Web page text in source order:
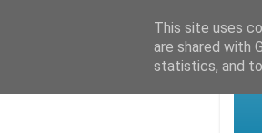
This site uses
are shared with
statistics, and